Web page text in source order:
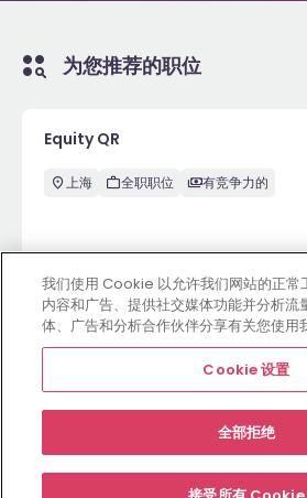
为您推荐的职位
Equity QR
上海 全职职位 有竞争力的
查看更多职位
雇主网站职位资源中心关于合规条
我们使用 Cookie 以允许我们网站的正常
内容和广告、提供社交媒体功能并分析流
体、广告和分析合作伙伴分享有关您使用
Cookie 设置
全部拒绝